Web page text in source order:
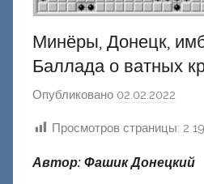
Минёры, Донецк,
Баллада о ватных
Опубликовано 02.02.2022
т
о
Просмотров страницы: 2
Автор: Фашик Донецкий